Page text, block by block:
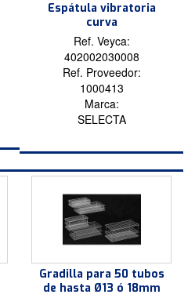
Espátula vibratoria
curva
Ref. Veyca:
402002030008
Ref. Proveedor:
1000413
Marca:
SELECTA
Gradilla para 50 tubos
de hasta Ø13 ó 18mm